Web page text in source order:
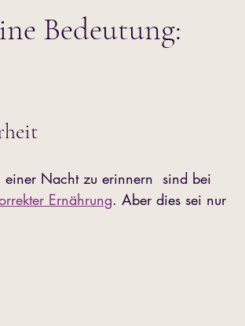
Bedeutung:
einer Nacht zu erinnern  sind bei
Ernährung. Aber dies sei nur